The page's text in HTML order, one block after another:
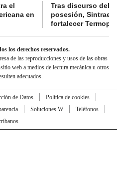
el
en
Tras discurso del
posesión,
fortalecer
los derechos reservados.
de las reproducciones y usos de las obras
web a medios de lectura mecánica u otros
adecuados.
de Datos
Política de cookies
Soluciones W
Teléfonos